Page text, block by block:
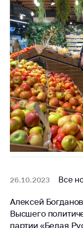
26.10.2023 Все
Алексей
Высшего
партии «Белая